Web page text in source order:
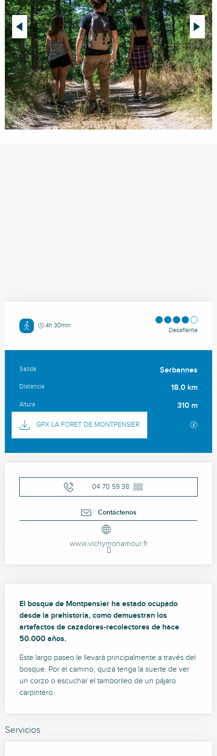
4h 30min
Desafiente
Información práctica
Salida Serbannes
Distancia 18.0 km
Altura 310 m
Documentación
GPX LA FORET DE MONTPENSIER Los
Horarios y datos de contacto
04 70 59 38 ▒▒
Contáctenos
www.vichymonamour.fr
El bosque de Montpensier ha estado ocupado
desde la prehistoria, como demuestran los
artefactos de cazadores-recolectores de hace
50.000 años.
Este largo paseo le llevará principalmente a través del
bosque. Por el camino, quizá tenga la suerte de ver
un corzo o escuchar el tamborileo de un pájaro
carpintero.
Servicios